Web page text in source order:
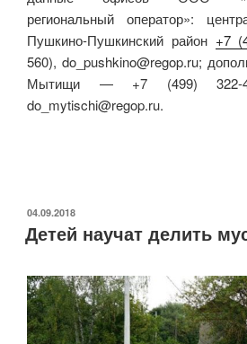
региональный оператор»:
Пушкино-Пушкинский район +7
560), do_pushkino@regop.ru;
Мытищи — +7 (499) 322-
do_mytischi@regop.ru.
ОПУБЛИКОВАНО
04.09.2018
Детей научат делить